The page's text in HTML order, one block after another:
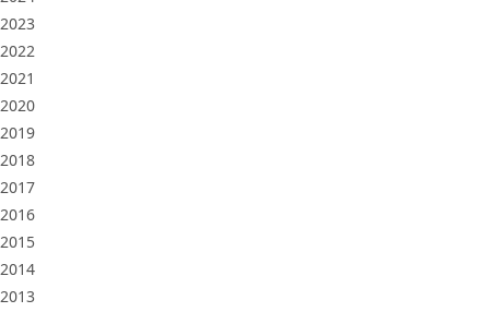
2023
2022
2021
2020
2019
2018
2017
2016
2015
2014
2013